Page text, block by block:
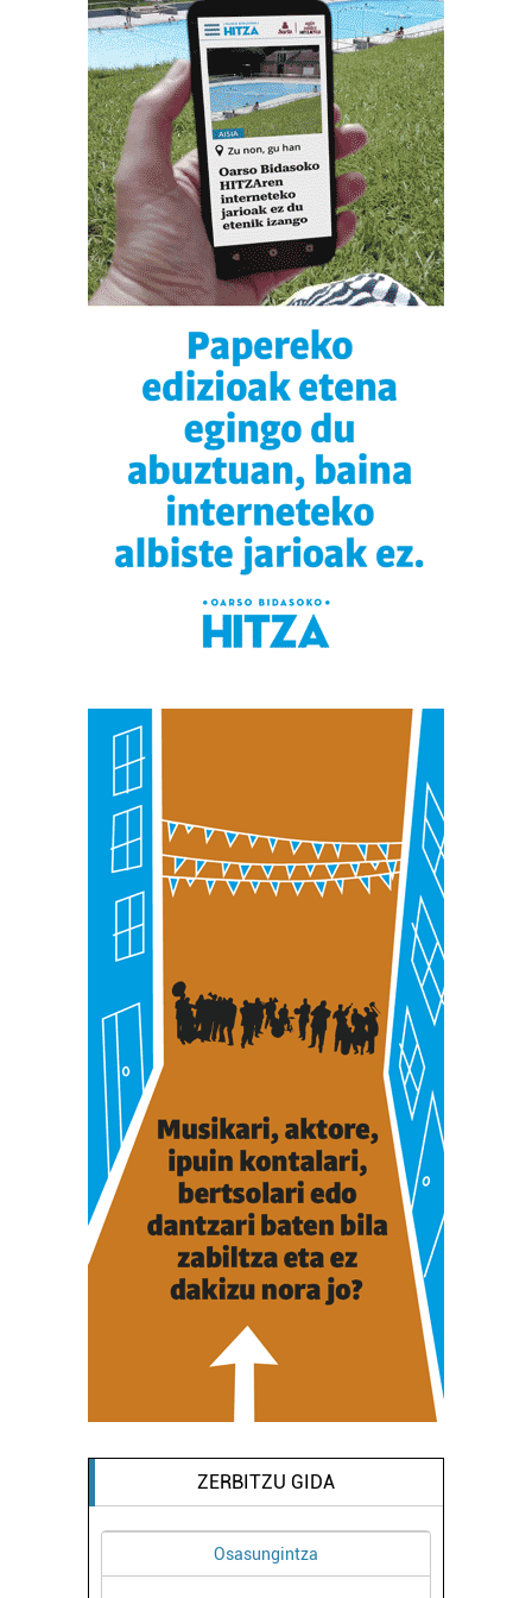
duten interes legitimoa eta horren aurka nola egin
dezakezun ikusteko.
Lortu zure datu pertsonalak prozesatzeko moduari
buruzko informazio gehiago eta ezarri zure lehentasunak
datuen atalean. Edozein unetan alda edo ken dezakezu
zure baimena Cookieen adierazpenean.
Webgune honek cookie propioak eta hirugarrenen cookie-
fitxategiak erabiltzen ditu. Zure esperientzia eta
zerbitzuak hobetzeko asmoz, cookie teknologiaz
erabiltzeko baimen esplizitua ematen diguzu.
ZERBITZU GIDA
Aholkularitza